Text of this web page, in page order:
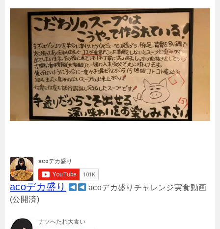
acoデカ盛り
acoデカ盛りチャレンジ実食動画
(公開済)